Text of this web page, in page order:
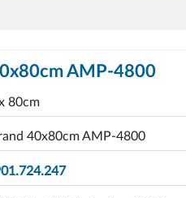
AMP-4800
80cm
40x80cm AMP-4800